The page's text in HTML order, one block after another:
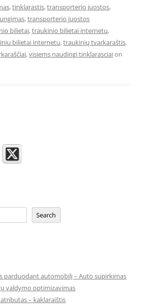
,tinklarastis,transporterio juostos,
,transporterio juostos
bilietai,traukinio bilietai internetu,
bilietai internetu,traukinių tvarkaraštis,
,visiems naudingi tinklarasciaion
Search
parduodant automobilį – Auto supirkimas
valdymo optimizavimas
– kaklaraištis